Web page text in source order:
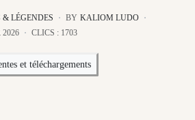
& LÉGENDES BY KALIOM LUDO
CLICS : 1703
et téléchargements